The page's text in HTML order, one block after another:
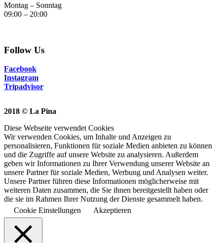
Montag – Sonntag
09:00 – 20:00
Follow Us
Facebook
Instagram
Tripadvisor
2018 © La Pina
Diese Webseite verwendet Cookies
Wir verwenden Cookies, um Inhalte und Anzeigen zu
personalisieren, Funktionen für soziale Medien anbieten zu können
und die Zugriffe auf unsere Website zu analysieren. Außerdem
geben wir Informationen zu Ihrer Verwendung unserer Website an
unsere Partner für soziale Medien, Werbung und Analysen weiter.
Unsere Partner führen diese Informationen möglicherweise mit
weiteren Daten zusammen, die Sie ihnen bereitgestellt haben oder
die sie im Rahmen Ihrer Nutzung der Dienste gesammelt haben.
Cookie Einstellungen
Akzeptieren